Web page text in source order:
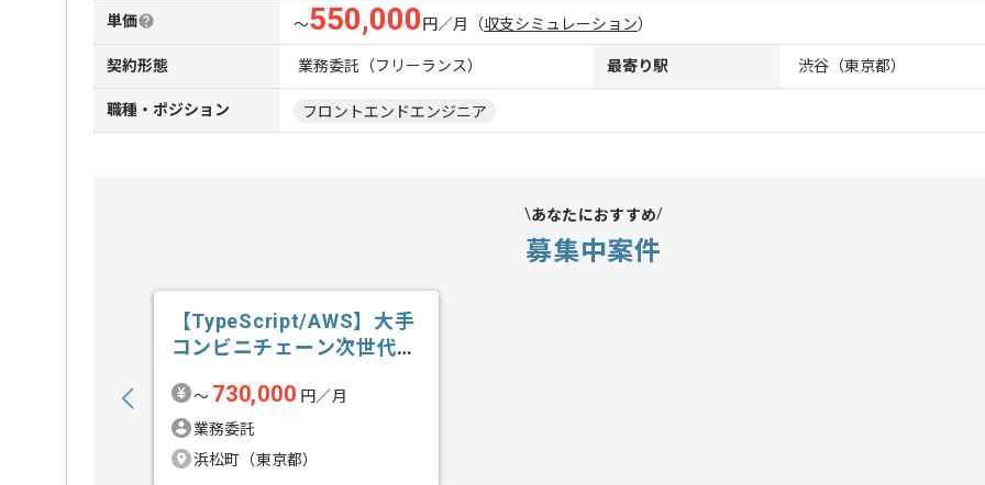
単価 〜550,000 円／月 （収支シミュレーション）
契約形態 業務委託（フリーランス） 最寄り駅 渋谷（東京都）
職種・ポジション フロントエンドエンジニア
あなたにおすすめ
募集中案件
【TypeScript/AWS】大手
コンビニチェーン次世代
〜 730,000 円／月
業務委託
浜松町（東京都）